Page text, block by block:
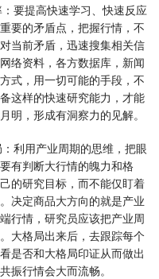
要提高快速学习、快速反应
要的矛盾点，把握行情，不
当前矛盾，迅速搜集相关信
络资料，各方数据库，新闻
式，用一切可能的手段，不
这样的快速研究能力，才能
明，形成有洞察力的见解。
利用产业周期的思维，把眼
有判断大行情的魄力和格
的研究目标，而不能仅盯着
决定商品大方向的就是产业
行情，研究员应该把产业周
大格局出来后，去跟踪每个
是否和大格局印证从而做出
振行情会大而流畅。